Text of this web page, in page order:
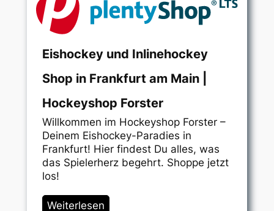
Eishockey und Inlinehockey
Shop in Frankfurt am Main |
Hockeyshop Forster
Willkommen im Hockeyshop Forster –
Deinem Eishockey-Paradies in
Frankfurt! Hier findest Du alles, was
das Spielerherz begehrt. Shoppe jetzt
los!
Weiterlesen